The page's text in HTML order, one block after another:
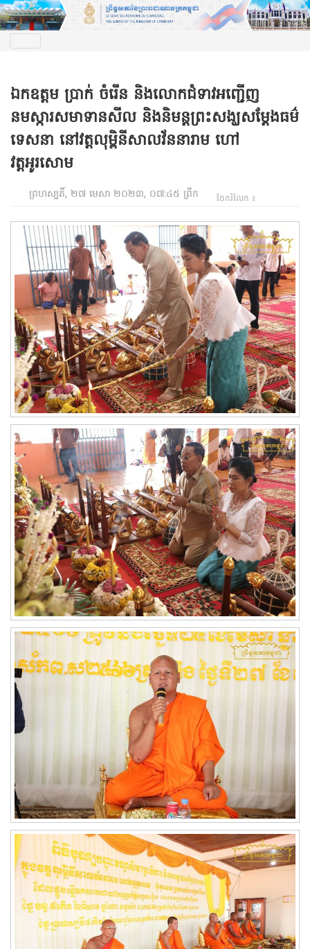
ឯកឧត្តម ប្រាក់ ចំរើន និងលោកជំទាវអញ្ជើញ
នមស្ការសមាទានសីល និងនិមន្តព្រះសង្ឃសម្តែងធម៌
ទេសនា នៅវត្តលុម្ពិនីសាលវ័ននារាម ហៅ
វត្តអូរសោម
ព្រហស្បតិ៍, ២៧ មេសា ២០២៣, ០៧:៤៥ ព្រឹក ចែករំលែក ៖